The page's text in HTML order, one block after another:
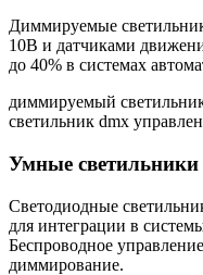
Диммируемые
10В и датчиками
до 40% в системах
диммируемый
светильник dmx
Умные светильники
Светодиодные
для интеграции в
Беспроводное
диммирование.